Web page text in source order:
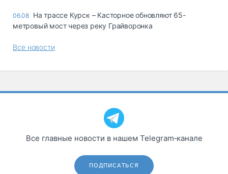
06.08 На трассе Курск – Касторное обновляют 65-
метровый мост через реку Грайворонка
Все новости
Все главные новости в нашем Telegram‑канале
ПОДПИСАТЬСЯ